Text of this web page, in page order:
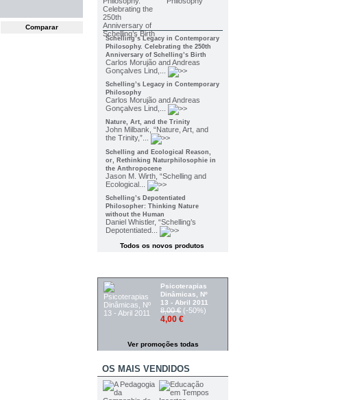
Schelling’s Legacy in Contemporary
Philosophy. Celebrating the 250th
Anniversary of Schelling’s Birth
Carlos Morujão and Andreas
Gonçalves Lind,...
Schelling’s Legacy in Contemporary
Philosophy
Carlos Morujão and Andreas
Gonçalves Lind,...
Nature, Art, and the Trinity
John Milbank, “Nature, Art, and
the Trinity,”...
Schelling and Ecological Reason,
or, Rethinking Naturphilosophie in
the Anthropocene
Jason M. Wirth, “Schelling and
Ecological...
Schelling’s Depotentiated
Philosopher: Thinking Nature
without the Human
Daniel Whistler, “Schelling’s
Depotentiated...
Todos os novos produtos
Psicoterapias
Dinâmicas, Nº
13 - Abril 2011
8,00 € (-50%)
4,00 €
Ver promoções todas
OS MAIS VENDIDOS